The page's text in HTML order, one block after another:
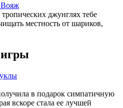
Вояж
джунглях тебе
местность от шариков,
в подарок симпатичную
вскоре стала ее лучшей